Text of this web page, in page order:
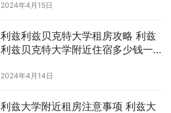
2024年4月15日
利兹利兹贝克特大学租房攻略 利兹
利兹贝克特大学附近住宿多少钱一
2024年4月14日
利兹大学附近租房注意事项 利兹大